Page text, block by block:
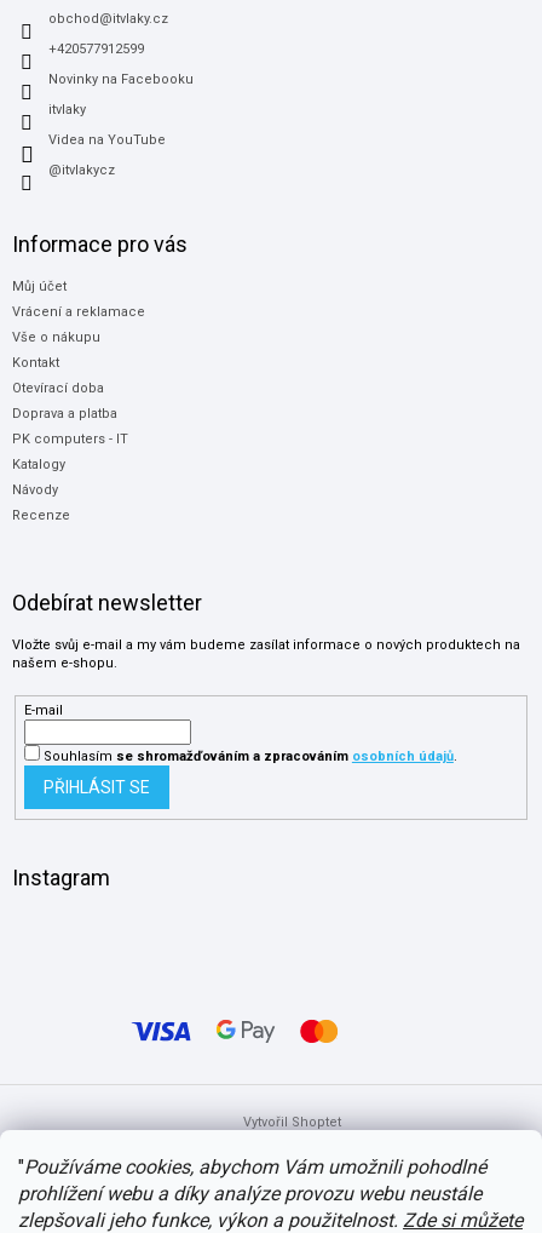
"Používáme cookies, abychom Vám umožnili pohodlné
prohlížení webu a díky analýze provozu webu neustále
zlepšovali jeho funkce, výkon a použitelnost. Zde si můžete
obchod@itvlaky.cz
+420577912599
Novinky na Facebooku
itvlaky
Videa na YouTube
@itvlakycz
Informace pro vás
Můj účet
Vrácení a reklamace
Vše o nákupu
Kontakt
Otevírací doba
Doprava a platba
PK computers - IT
Katalogy
Návody
Recenze
Odebírat newsletter
Vložte svůj e-mail a my vám budeme zasílat informace o nových produktech na
našem e-shopu.
E-mail
Souhlasím se shromažďováníma zpracováním osobních údajů.
PŘIHLÁSIT SE
Instagram
Vytvořil Shoptet
Copyright 2026itvlaky.cz. Všechna práva vyhrazena.Upravit nastavení